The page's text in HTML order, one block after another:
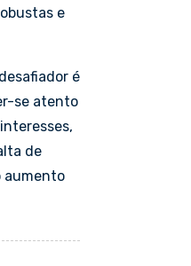
e
é
se atento
de
aumento